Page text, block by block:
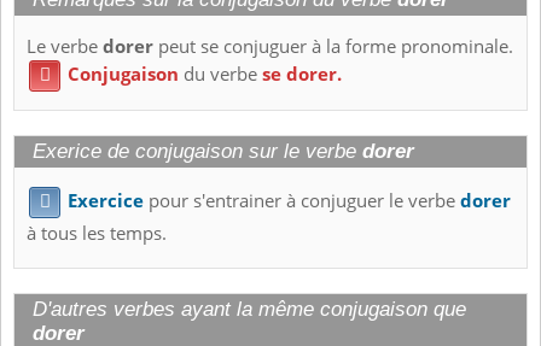
Le verbedorer peut se conjuguer à la forme pronominale.
 Conjugaison du verbese dorer.
Exerice de conjugaison sur le verbe dorer
 Exercice pour s'entrainer à conjuguer le verbedorer
à tous les temps.
D'autres verbes ayant la même conjugaison que
dorer